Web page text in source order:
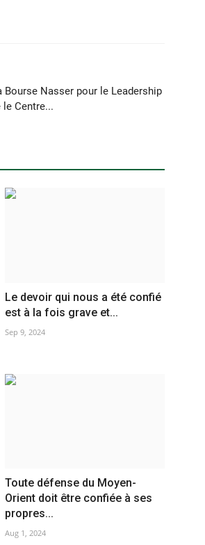
Bourse Nasser pour le Leadership
Centre...
Le devoir qui nous a été confié
est à la fois grave et...
Sep 9, 2024
Toute défense du Moyen-
Orient doit être confiée à ses
propres...
Aug 1, 2024